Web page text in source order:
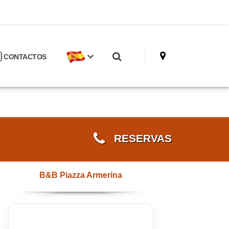
CONTACTOS
RESERVAS
B&B Piazza Armerina